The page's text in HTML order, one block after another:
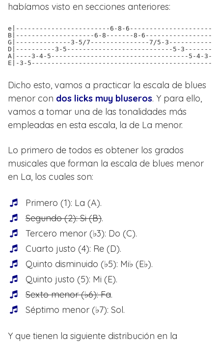
habíamos visto en secciones anteriores:
e|------------------------6-8-
B|--------------------6-8-------8-
G|--------------3-5/7---------------7/5-
D|----------3-5---------------------------5-
A|----3-4-5-----------------------------------5-4-
E|-3-5----------------------------------------------
Dicho esto, vamos a practicar la escala de blues
menor con dos licks muy bluseros. Y para ello,
vamos a tomar una de las tonalidades más
empleadas en esta escala, la de La menor.
Lo primero de todos es obtener los grados
musicales que forman la escala de blues menor
en La, los cuales son:
Primero (1): La (A).
Segundo (2): Si (B).
Tercero menor (♭3): Do (C).
Cuarto justo (4): Re (D).
Quinto disminuido (♭5): Mi♭ (E♭).
Quinto justo (5): Mi (E).
Sexto menor (♭6): Fa.
Séptimo menor (♭7): Sol.
Y que tienen la siguiente distribución en la